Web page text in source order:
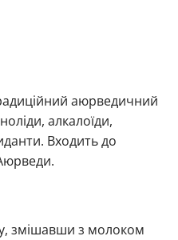
аюрведичний
алкалоїди,
Входить до
змішавши з молоком